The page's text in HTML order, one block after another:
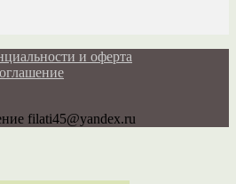
и оферта
filati45@yandex.ru